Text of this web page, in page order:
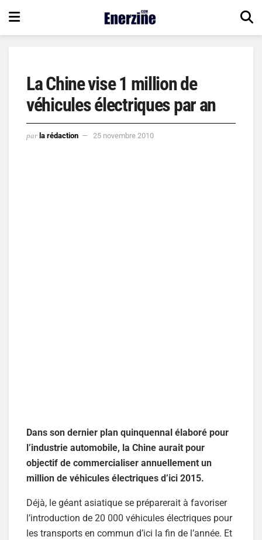
La Chine vise 1 million de
véhicules électriques par an
par la rédaction 25 novembre 2010
Dans son dernier plan quinquennal élaboré pour
l’industrie automobile, la Chine aurait pour
objectif de commercialiser annuellement un
million de véhicules électriques d’ici 2015.
Déjà, le géant asiatique se préparerait à favoriser
l’introduction de 20 000 véhicules électriques pour
les transports en commun d’ici la fin de l’année. Et